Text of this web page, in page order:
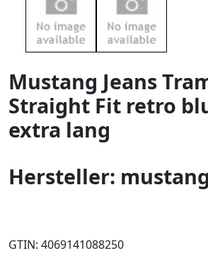
Mustang Jeans
Straight Fit retro
extra lang
Hersteller: mustang
GTIN: 4069141088250